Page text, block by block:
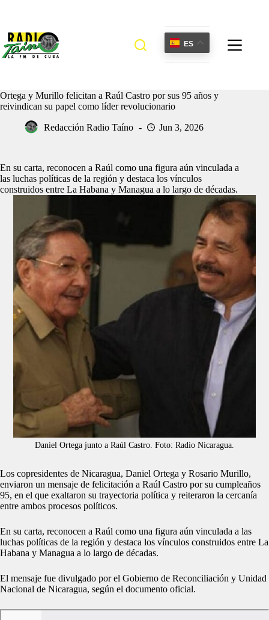
ES
Ortega y Murillo felicitan a Raúl Castro por sus 95 años y
reivindican su papel como líder revolucionario
Redacción Radio Taíno Jun 3, 2026
En su carta, reconocen a Raúl como una figura aún vinculada a
las luchas políticas de la región y destaca los vínculos
construidos entre La Habana y Managua a lo largo de décadas.
Daniel Ortega junto a Raúl Castro. Foto: Radio Nicaragua.
Los copresidentes de Nicaragua, Daniel Ortega y Rosario Murillo,
enviaron un mensaje de felicitación a Raúl Castro por su cumpleaños
95, en el que exaltaron su trayectoria política y reiteraron la cercanía
entre ambos procesos políticos.
En su carta, reconocen a Raúl como una figura aún vinculada a las
luchas políticas de la región y destaca los vínculos construidos entre La
Habana y Managua a lo largo de décadas.
El mensaje fue divulgado por el Gobierno de Reconciliación y Unidad
Nacional de Nicaragua, según el documento oficial.